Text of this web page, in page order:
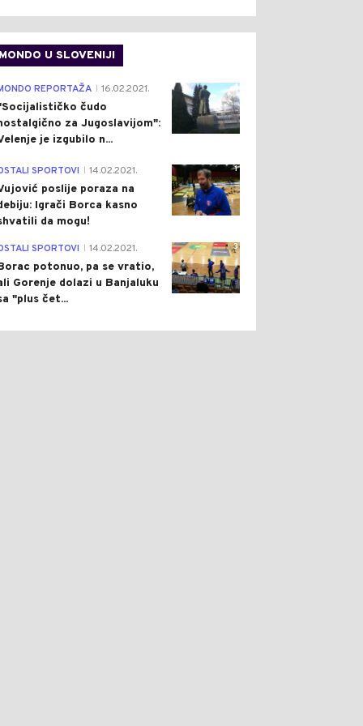
MONDO U SLOVENIJI
4
REPORTAŽA 16.02.2021.
čudo
za Jugoslavijom":
je izgubilo n...
1
SPORTOVI 14.02.2021.
poslije poraza na
Igrači Borca kasno
da mogu!
3
SPORTOVI 14.02.2021.
potonuo, pa se vratio,
Gorenje dolazi u Banjaluku
"plus čet...